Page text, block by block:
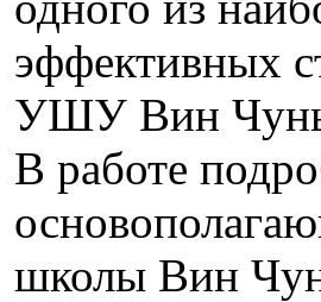
эффективных
УШУ Вин
В работе
школы Вин